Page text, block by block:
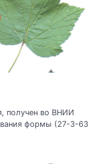
получен во ВНИИ
формы (27-3-63